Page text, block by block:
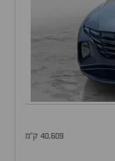
40,609 ק"מ